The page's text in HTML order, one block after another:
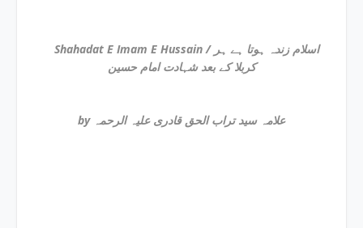
Shahadat E Imam E Hussain / اسلام زندہ ہوتا ہے ہر
کربلا کے بعد شہادت امام حسین
by علامہ سید تراب الحق قادری علیہ الرحمہ